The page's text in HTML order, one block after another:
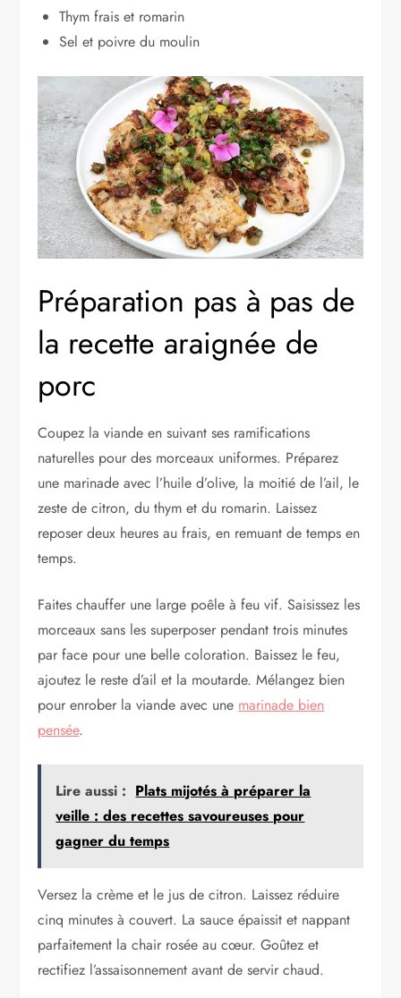
Thym frais et romarin
Sel et poivre du moulin
Préparation pas à pas de
la recette araignée de
porc
Coupez la viande en suivant ses ramifications
naturelles pour des morceaux uniformes. Préparez
une marinade avec l’huile d’olive, la moitié de l’ail, le
zeste de citron, du thym et du romarin. Laissez
reposer deux heures au frais, en remuant de temps en
temps.
Faites chauffer une large poêle à feu vif. Saisissez les
morceaux sans les superposer pendant trois minutes
par face pour une belle coloration. Baissez le feu,
ajoutez le reste d’ail et la moutarde. Mélangez bien
pour enrober la viande avec une marinade bien
pensée.
Lire aussi : Plats mijotés à préparer la
veille : des recettes savoureuses pour
gagner du temps
Versez la crème et le jus de citron. Laissez réduire
cinq minutes à couvert. La sauce épaissit et nappant
parfaitement la chair rosée au cœur. Goûtez et
rectifiez l’assaisonnement avant de servir chaud.